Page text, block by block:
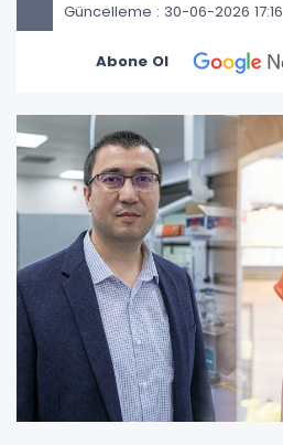
Güncelleme : 30-06-2026 17:16
Abone Ol